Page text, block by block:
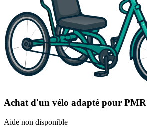
Achat d'un vélo adapté pour PMR
Aide non disponible